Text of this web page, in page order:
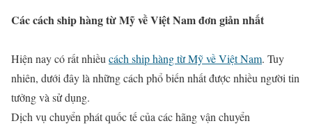
Các cách ship hàng từ Mỹ về Việt Nam đơn giản nhất
Hiện nay có rất nhiều cách ship hàng từ Mỹ về Việt Nam. Tuy
nhiên, dưới đây là những cách phổ biến nhất được nhiều người tin
tưởng và sử dụng.
Dịch vụ chuyển phát quốc tế của các hãng vận chuyển